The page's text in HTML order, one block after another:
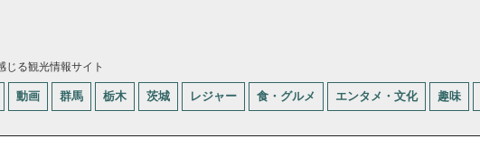
じる観光情報サイト
動画 群馬 栃木 茨城 レジャー 食・グルメ エンタメ・文化 趣味